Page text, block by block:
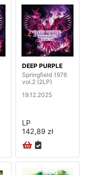
DEEP PURPLE
Springfield 1976
vol.2 (2LP)
19.12.2025
LP
142,89 zł